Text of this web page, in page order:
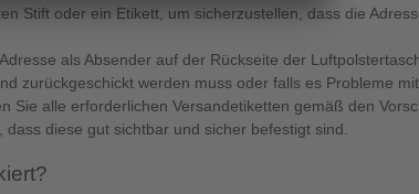
Stift oder ein Etikett, um sicherzustellen, dass die
als Absender auf der Rückseite der
zurückgeschickt werden muss oder falls es Probleme
Sie alle erforderlichen Versandetiketten gemäß den
diese gut sichtbar und sicher befestigt sind.